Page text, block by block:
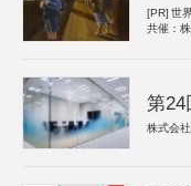
[PR] 世
共催：
第24
株式会